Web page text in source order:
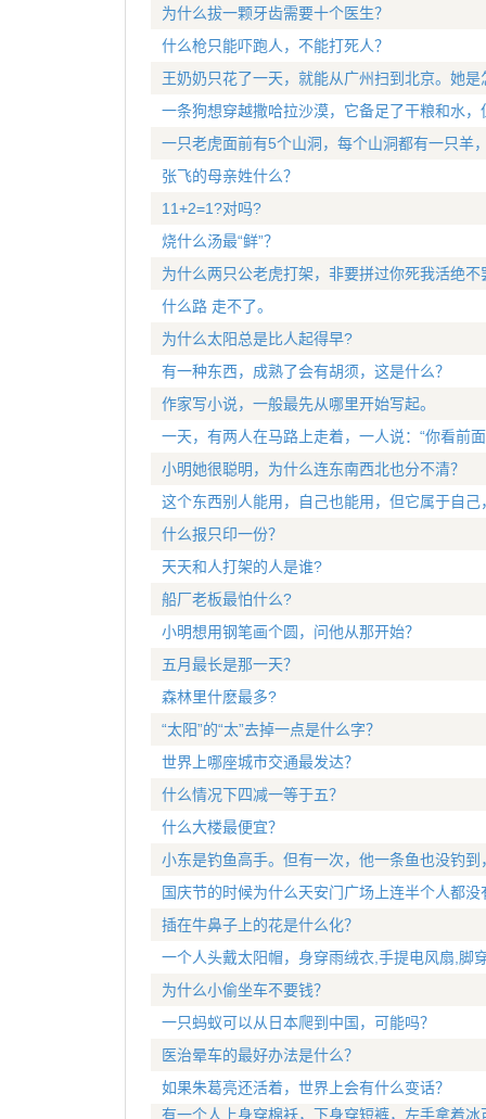
为什么拔一颗牙齿需要十个医生？
什么枪只能吓跑人，不能打死人？
王奶奶只花了一天，就能从广州扫到北京。她是
一条狗想穿越撒哈拉沙漠，它备足了干粮和水
一只老虎面前有5个山洞，每个山洞都有一只羊
张飞的母亲姓什么？
11+2=1?对吗?
烧什么汤最“鲜”？
为什么两只公老虎打架，非要拼过你死我活绝不
什么路 走不了。
为什么太阳总是比人起得早?
有一种东西，成熟了会有胡须，这是什么？
作家写小说，一般最先从哪里开始写起。
一天，有两人在马路上走着，一人说：“你看前
小明她很聪明，为什么连东南西北也分不清？
这个东西别人能用，自己也能用，但它属于自己
什么报只印一份？
天天和人打架的人是谁?
船厂老板最怕什么?
小明想用钢笔画个圆，问他从那开始？
五月最长是那一天？
森林里什麽最多?
“太阳”的“太”去掉一点是什么字？
世界上哪座城市交通最发达？
什么情况下四减一等于五？
什么大楼最便宜？
小东是钓鱼高手。但有一次，他一条鱼也没钓到
国庆节的时候为什么天安门广场上连半个人都没
插在牛鼻子上的花是什么化？
一个人头戴太阳帽，身穿雨绒衣,手提电风扇,脚
为什么小偷坐车不要钱？
一只蚂蚁可以从日本爬到中国，可能吗？
医治晕车的最好办法是什么？
如果朱葛亮还活着，世界上会有什么变话？
有一个人上身穿棉袄，下身穿短裤，左手拿着